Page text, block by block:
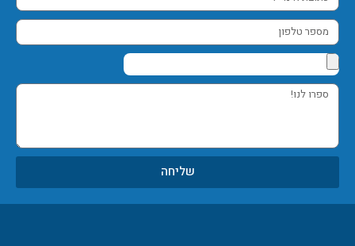
אימייל
מספר
טלפון
ספרו
שליחה